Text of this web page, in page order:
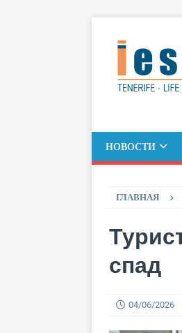
НОВОСТИ
ГЛАВНАЯ
спад
04/06/2026